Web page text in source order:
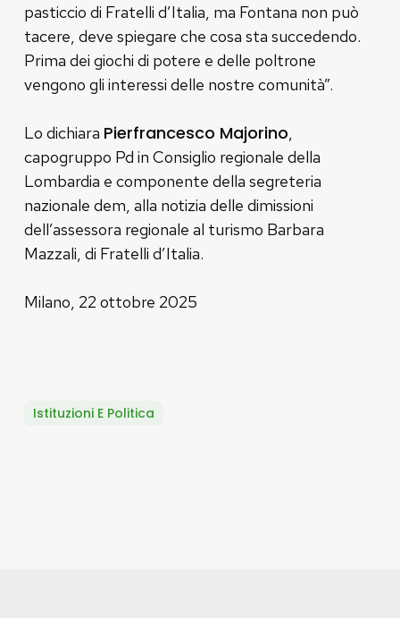
pasticcio di Fratelli d’Italia, ma Fontana non può
tacere, deve spiegare che cosa sta succedendo.
Prima dei giochi di potere e delle poltrone
vengono gli interessi delle nostre comunità”.
Lo dichiara Pierfrancesco Majorino,
capogruppo Pd in Consiglio regionale della
Lombardia e componente della segreteria
nazionale dem, alla notizia delle dimissioni
dell’assessora regionale al turismo Barbara
Mazzali, di Fratelli d’Italia.
Milano, 22 ottobre 2025
Istituzioni E Politica